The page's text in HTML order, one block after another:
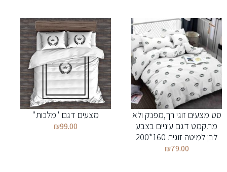
סט מצעים זוגי רך,מפנק ולא
מתקמט דגם עיניים בצבע
לבן למיטה זוגית 160*200
₪79.00
מצעים דגם "מלכות"
₪99.00